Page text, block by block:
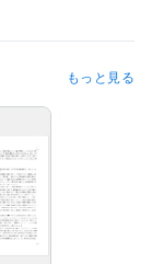
得年 : 2017年
年
もっと見る